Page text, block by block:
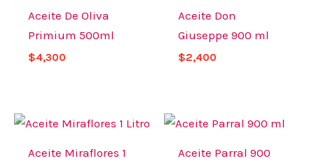
Aceite De Oliva
Primium 500ml
$4,300
Aceite Don
Giuseppe 900 ml
$2,400
Aceite Miraflores 1
Aceite Parral 900